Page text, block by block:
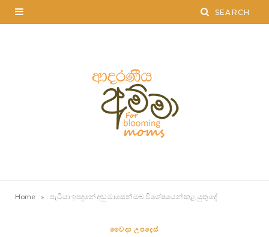
Home » පැටියා ඉපදුනේ අඩු මාසෙන් ඔබ විශේෂයෙන් කළ යුතු දේ
වෛද්‍ය උපදෙස්